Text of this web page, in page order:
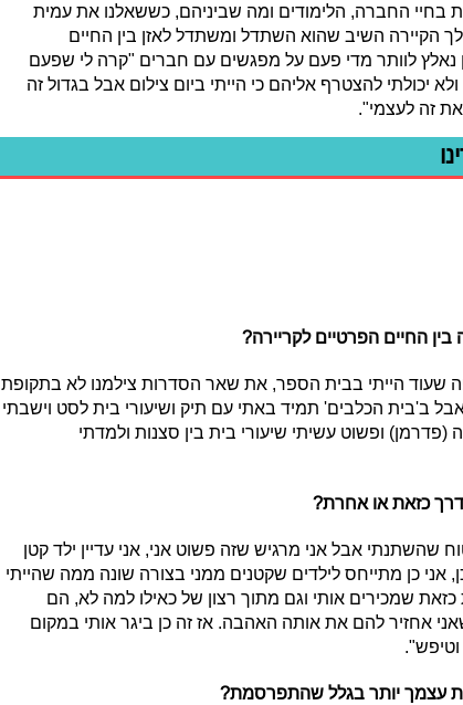
בחיי החברה, הלימודים ומה שביניהם, כששאלנו את עמית
הקיירה השיב שהוא השתדל ומשתדל לאזן בין החיים
נאלץ לוותר מדי פעם על מפגשים עם חברים "קרה לי שפעם
יכולתי להצטרף אליהם כי הייתי ביום צילום אבל בגדול זה
זה לעצמי".
החיים הפרטיים לקריירה?
שעוד הייתי בבית הספר, את שאר הסדרות צילמנו לא בתקופת
ב'בית הכלבים' תמיד באתי עם תיק ושיעורי בית לסט וישבתי
(פדרמן) ופשוט עשיתי שיעורי בית בין סצנות ולמדתי
כזאת או אחרת?
שהשתנתי אבל אני מרגיש שזה פשוט אני, אני עדיין ילד קטן
אני כן מתייחס לילדים שקטנים ממני בצורה שונה ממה שהייתי
כזאת שמכירים אותי וגם מתוך רצון של כאילו למה לא, הם
אחזיר להם את אותה האהבה. אז זה כן ביגר אותי במקום
וטיפש".
עצמך יותר בגלל שהתפרסמת?